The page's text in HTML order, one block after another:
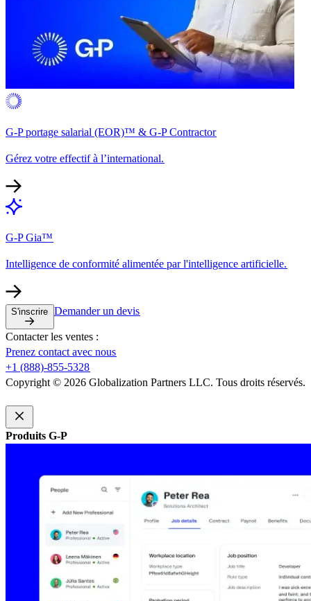
G-P portage salarial (EOR)™ & G-P Contractor​​
Gérez votre effectif à l’international.​​
G-P Gia™​​
Intelligence de conformité alimentée par l'intelligence artificielle.​​
S'inscrire​​ Demander un devis​​
Contacter les ventes :​​
Prenez contact avec nous​​
+1 (888)-855-5328​​
Copyright © 2026 Globalization Partners LLC. Tous droits réservés.​​
Produits G-P​​